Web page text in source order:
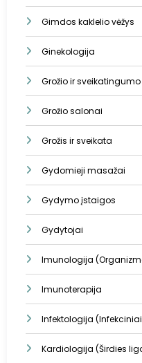
Gimdos kaklelio vėžys
Ginekologija
Grožio ir
Grožio salonai
Grožis ir sveikata
Gydomieji masažai
Gydymo įstaigos
Gydytojai
Imunologija
Imunoterapija
Infektologija
Kardiologija (Širdies